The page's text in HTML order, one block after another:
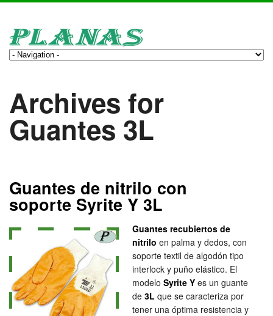
Archives for
Guantes 3L
Guantes de nitrilo con
soporte Syrite Y 3L
Guantes recubiertos de
nitrilo en palma y dedos, con
soporte textil de algodón tipo
interlock y puño elástico. El
modelo Syrite Y es un guante
de 3L que se caracteriza por
tener una óptima resistencia y